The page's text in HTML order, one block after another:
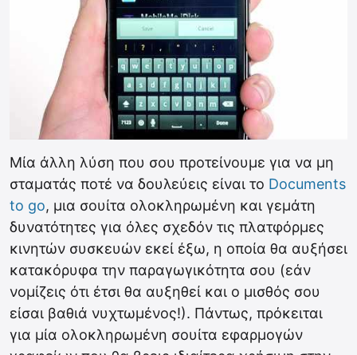
Μία άλλη λύση που σου προτείνουμε για να μη
σταματάς ποτέ να δουλεύεις είναι το Documents
to go, μια σουίτα ολοκληρωμένη και γεμάτη
δυνατότητες για όλες σχεδόν τις πλατφόρμες
κινητών συσκευών εκεί έξω, η οποία θα αυξήσει
κατακόρυφα την παραγωγικότητα σου (εάν
νομίζεις ότι έτσι θα αυξηθεί και ο μισθός σου
είσαι βαθιά νυχτωμένος!). Πάντως, πρόκειται
για μία ολοκληρωμένη σουίτα εφαρμογών